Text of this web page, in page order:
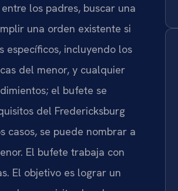
los padres, buscar una
una orden existente si
específicos, incluyendo los
del menor, y cualquier
el bufete se
del Fredericksburg
casos, se puede nombrar a
El bufete trabaja con
El objetivo es lograr un